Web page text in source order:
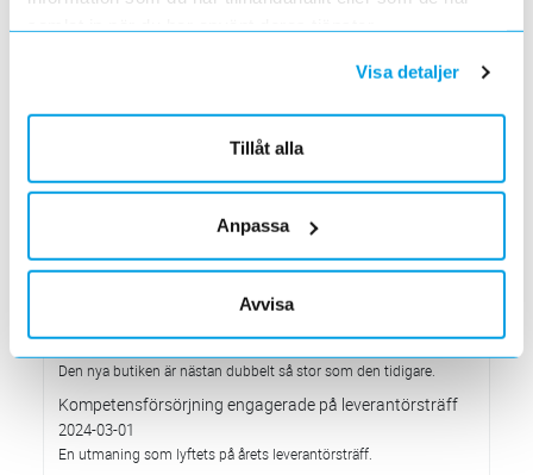
samlat in när du har använt deras tjänster.
Visa detaljer
Tillåt alla
Anpassa
Avvisa
Elektroskandia på Nordic Mobile Conference & Expo
Värt att veta om...AFIR – ladda bilen var 6:e mil
Ny lag som innebär fler laddnings-/tankningsstationer i Europa.
Elektroskandia Säkerhets roadshow
Vi turnerar över hela Sverige med en utställningsbil där vi visar
2024-04-01
Den nya butiken är nästan dubbelt så stor som den tidigare.
Kompetensförsörjning engagerade på leverantörsträff
2024-03-01
En utmaning som lyftets på årets leverantörsträff.